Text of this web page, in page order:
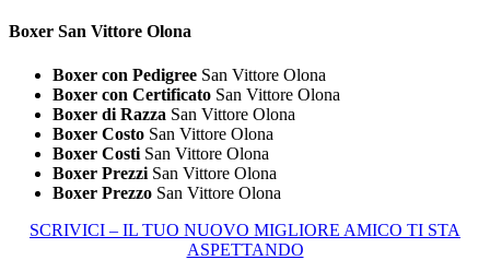
Boxer San Vittore Olona
Boxer con Pedigree San Vittore Olona
Boxer con Certificato San Vittore Olona
Boxer di Razza San Vittore Olona
Boxer Costo San Vittore Olona
Boxer Costi San Vittore Olona
Boxer Prezzi San Vittore Olona
Boxer Prezzo San Vittore Olona
SCRIVICI – IL TUO NUOVO MIGLIORE AMICO TI STA
ASPETTANDO